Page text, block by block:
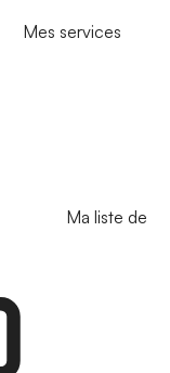
Mes services
Ma liste de